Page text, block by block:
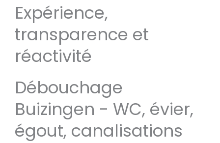
Expérience,
transparence et
réactivité
Débouchage
Buizingen - WC, évier,
égout, canalisations